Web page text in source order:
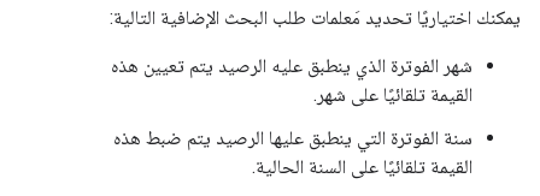
يمكنك اختياريًا تحديد مَعلمات طلب البحث الإضافية التالية:
شهر الفوترة الذي ينطبق عليه الرصيد يتم تعيين هذه
القيمة تلقائيًا على شهر.
سنة الفوترة التي ينطبق عليها الرصيد يتم ضبط هذه
القيمة تلقائيًا على السنة الحالية.